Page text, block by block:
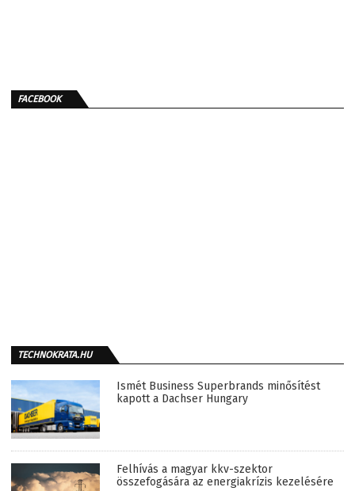
FACEBOOK
TECHNOKRATA.HU
Ismét Business Superbrands minősítést
kapott a Dachser Hungary
Felhívás a magyar kkv-szektor
összefogására az energiakrízis kezelésére